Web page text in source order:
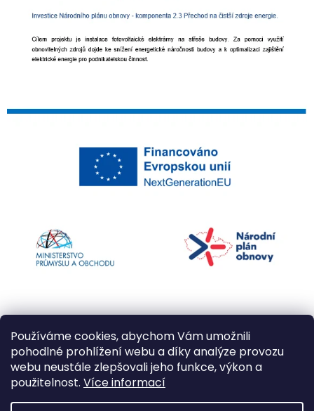
Používáme cookies, abychom Vám umožnili
pohodlné prohlížení webu a díky analýze provozu
webu neustále zlepšovali jeho funkce, výkon a
použitelnost. Více informací
Vytvořil Shoptet